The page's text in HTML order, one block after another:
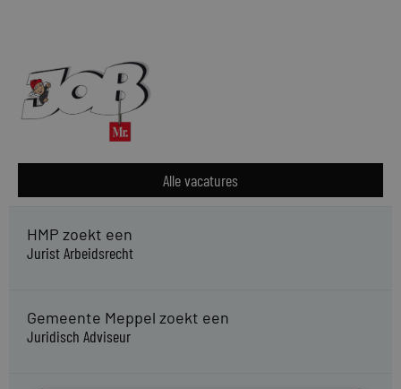
Alle vacatures
HMP zoekt een
Jurist Arbeidsrecht
Gemeente Meppel zoekt een
Juridisch Adviseur